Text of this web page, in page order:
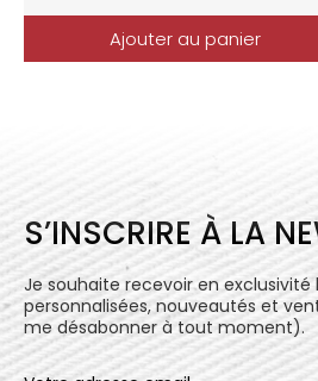
Ajouter au panier
S’INSCRIRE À LA
Je souhaite recevoir en exclusivité
personnalisées, nouveautés et
me désabonner à tout moment).